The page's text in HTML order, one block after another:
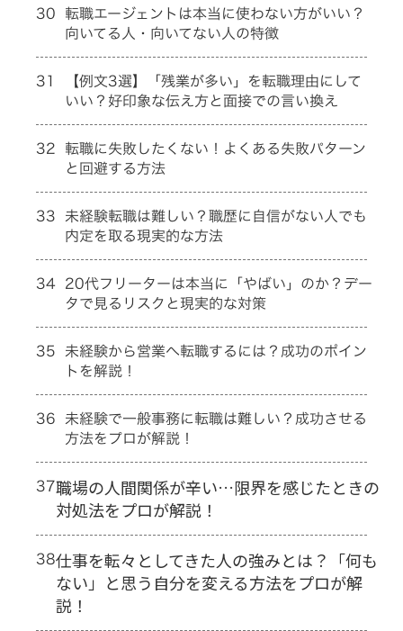
30 転職エージェントは本当に使わない方がいい？
向いてる人・向いてない人の特徴
31
【例文3選】「残業が多い」を転職理由にして
いい？好印象な伝え方と面接での言い換え
32 転職に失敗したくない！よくある失敗パターン
と回避する方法
33 未経験転職は難しい？職歴に自信がない人でも
内定を取る現実的な方法
34 20代フリーターは本当に「やばい」のか？デー
タで見るリスクと現実的な対策
35 未経験から営業へ転職するには？成功のポイン
トを解説！
36 未経験で一般事務に転職は難しい？成功させる
方法をプロが解説！
37職場の人間関係が辛い…限界を感じたときの
対処法をプロが解説！
38仕事を転々としてきた人の強みとは？「何も
ない」と思う自分を変える方法をプロが解
説！